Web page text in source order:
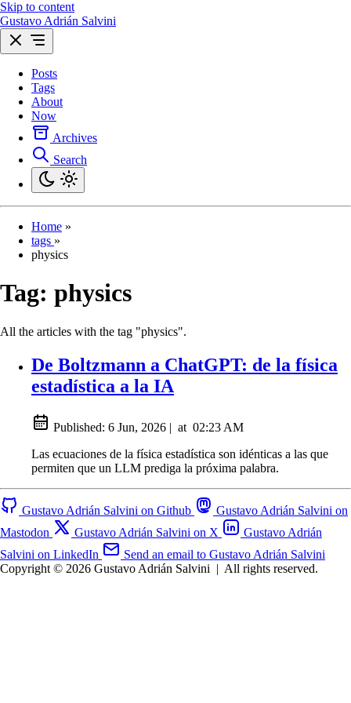
Skip to content
Gustavo Adrián Salvini
Posts
Tags
About
Now
Archives
Search
Home »
tags »
physics
Tag: physics
All the articles with the tag "physics".
De Boltzmann a ChatGPT: de la física
estadística a la IA
Published: 6 Jun, 2026 | at 02:23 AM
Las ecuaciones de la física estadística son idénticas a las que
permiten que un LLM prediga la próxima palabra.
Gustavo Adrián Salvini on Github
Gustavo Adrián Salvini on
Mastodon
Gustavo Adrián Salvini on X
Gustavo Adrián
Salvini on LinkedIn
Send an email to Gustavo Adrián Salvini
Copyright © 2026 Gustavo Adrián Salvini | All rights reserved.